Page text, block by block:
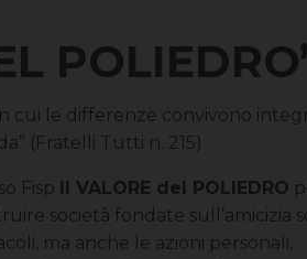
cui le differenze convivono
(Fratelli Tutti n. 215)
Fisp Il VALORE del POLIEDRO
società fondate sull’amicizia
ma anche le azioni personali,